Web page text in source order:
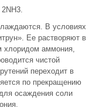
В условиях
Ее растворяют в
хлоридом аммония,
чистой
переходит в
по прекращению
осаждения соли